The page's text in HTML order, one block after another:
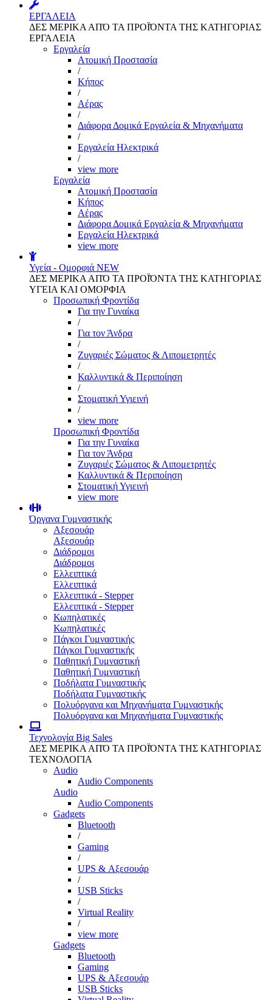
ΕΡΓΑΛΕΙΑ
ΔΕΣ ΜΕΡΙΚΑ ΑΠΌ ΤΑ ΠΡΟΪΌΝΤΑ ΤΗΣ ΚΑΤΗΓΟΡΙΑΣ
ΕΡΓΑΛΕΙΑ
Εργαλεία
Aτομική Προστασία
/
Kήπος
/
Αέρας
/
Διάφορα Δομικά Εργαλεία & Μηχανήματα
/
Εργαλεία Ηλεκτρικά
/
view more
Εργαλεία
Aτομική Προστασία
Kήπος
Αέρας
Διάφορα Δομικά Εργαλεία & Μηχανήματα
Εργαλεία Ηλεκτρικά
view more
Υγεία - Ομορφιά NEW
ΔΕΣ ΜΕΡΙΚΑ ΑΠΌ ΤΑ ΠΡΟΪΌΝΤΑ ΤΗΣ ΚΑΤΗΓΟΡΙΑΣ
ΥΓΕΙΑ ΚΑΙ ΟΜΟΡΦΙΑ
Προσωπική Φροντίδα
Για την Γυναίκα
/
Για τον Άνδρα
/
Ζυγαριές Σώματος & Λιπομετρητές
/
Καλλυντικά & Περιποίηση
/
Στοματική Υγιεινή
/
view more
Προσωπική Φροντίδα
Για την Γυναίκα
Για τον Άνδρα
Ζυγαριές Σώματος & Λιπομετρητές
Καλλυντικά & Περιποίηση
Στοματική Υγιεινή
view more
Όργανα Γυμναστικής
Αξεσουάρ
Αξεσουάρ
Διάδρομοι
Διάδρομοι
Ελλειπτικά
Ελλειπτικά
Ελλειπτικά - Stepper
Ελλειπτικά - Stepper
Κωπηλατικές
Κωπηλατικές
Πάγκοι Γυμναστικής
Πάγκοι Γυμναστικής
Παθητική Γυμναστική
Παθητική Γυμναστική
Ποδήλατα Γυμναστικής
Ποδήλατα Γυμναστικής
Πολυόργανα και Μηχανήματα Γυμναστικής
Πολυόργανα και Μηχανήματα Γυμναστικής
Τεχνολογία Big Sales
ΔΕΣ ΜΕΡΙΚΑ ΑΠΌ ΤΑ ΠΡΟΪΌΝΤΑ ΤΗΣ ΚΑΤΗΓΟΡΙΑΣ
ΤΕΧΝΟΛΟΓΙΑ
Audio
Audio Components
Audio
Audio Components
Gadgets
Bluetooth
/
Gaming
/
UPS & Αξεσουάρ
/
USB Sticks
/
Virtual Reality
/
view more
Gadgets
Bluetooth
Gaming
UPS & Αξεσουάρ
USB Sticks